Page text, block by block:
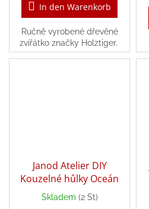
In den Warenkorb
Ručně vyrobené dřevěné
zvířátko značky Holztiger.
Janod Atelier DIY
Kouzelné hůlky Oceán
Skladem (2 St)